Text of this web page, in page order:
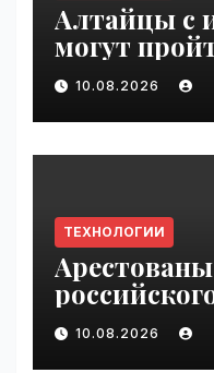
Алтайцы с
могут
обучающий
VseTime.ru
10.08.2026
ТЕХНОЛОГИИ
БПЛА |
10.08.2026